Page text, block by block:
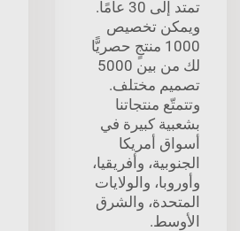
تمتد إلى 30 عامًا.
ويمكن تخصيص
1000 منتجٍ حصريًّا
لك من بين 5000
تصميم مختلف.
وتتمتّع منتجاتنا
بشعبية كبيرة في
أسواق أمريكا
الجنوبية، وأفريقيا،
وأوروبا، والولايات
المتحدة، والشرق
الأوسط.